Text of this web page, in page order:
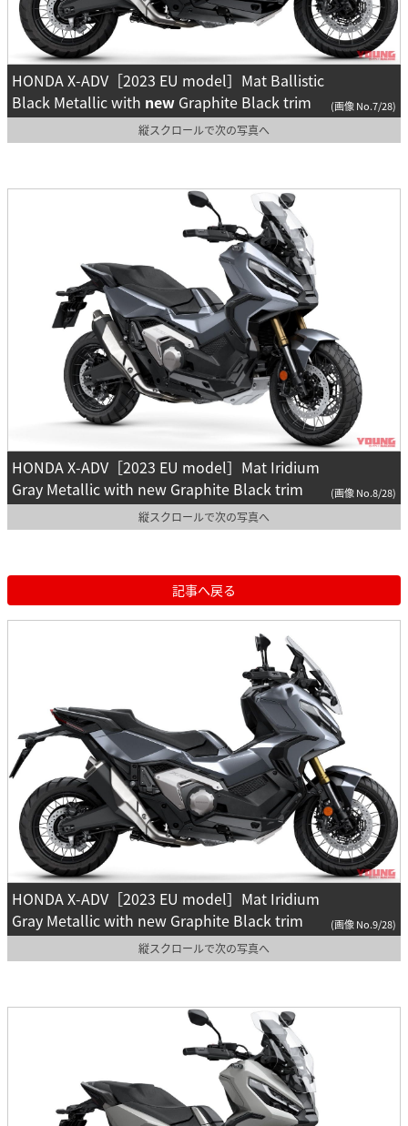
HONDA X-ADV［2023 EU model］Mat Ballistic
Black Metallic with new Graphite Black trim (画像 No.7/28)
縦スクロールで次の写真へ
HONDA X-ADV［2023 EU model］Mat Iridium
Gray Metallic with new Graphite Black trim
(画像 No.8/28)
縦スクロールで次の写真へ
記事へ戻る
HONDA X-ADV［2023 EU model］Mat Iridium
Gray Metallic with new Graphite Black trim
(画像 No.9/28)
縦スクロールで次の写真へ